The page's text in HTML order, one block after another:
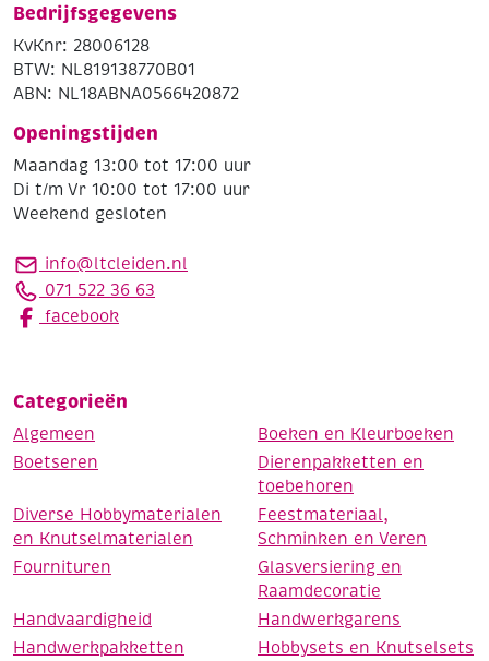
Bedrijfsgegevens
KvKnr: 28006128
BTW: NL819138770B01
ABN: NL18ABNA0566420872
Openingstijden
Maandag 13:00 tot 17:00 uur
Di t/m Vr 10:00 tot 17:00 uur
Weekend gesloten
info@ltcleiden.nl
071 522 36 63
facebook
Categorieën
Algemeen
Boeken en Kleurboeken
Boetseren
Dierenpakketten en
toebehoren
Diverse Hobbymaterialen
en Knutselmaterialen
Feestmateriaal,
Schminken en Veren
Fournituren
Glasversiering en
Raamdecoratie
Handvaardigheid
Handwerkgarens
Handwerkpakketten
Hobbysets en Knutselsets